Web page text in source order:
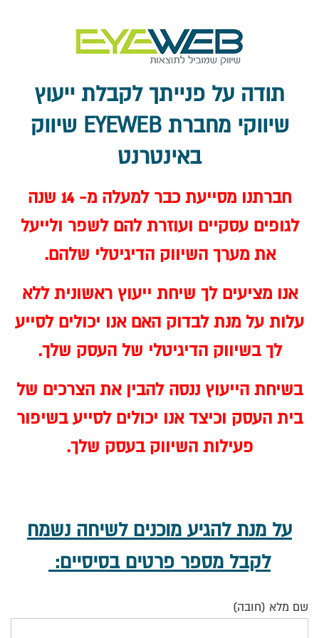
תודה על פנייתך לקבלת ייעוץ
שיווקי מחברת EYEWEB שיווק
באינטרנט
חברתנו מסייעת כבר למעלה מ- 14 שנה
לגופים עסקיים ועוזרת להם לשפר ולייעל
את מערך השיווק הדיגיטלי שלהם.
אנו מציעים לך שיחת ייעוץ ראשונית ללא
עלות על מנת לבדוק האם אנו יכולים לסייע
לך בשיווק הדיגיטלי של העסק שלך.
בשיחת הייעוץ ננסה להבין את הצרכים של
בית העסק וכיצד אנו יכולים לסייע בשיפור
פעילות השיווק בעסק שלך.
על מנת להגיע מוכנים לשיחה נשמח
לקבל מספר פרטים בסיסיים:
שם מלא (חובה)